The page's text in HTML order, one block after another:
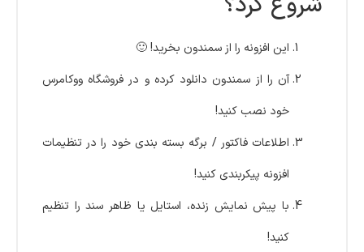
این افزونه را از سمندون بخرید! 🙂
آن را از سمندون دانلود کرده و در فروشگاه ووکامرس
خود نصب کنید!
اطلاعات فاکتور / برگه بسته بندی خود را در تنظیمات
افزونه پیکربندی کنید!
با پیش نمایش زنده، استایل یا ظاهر سند را تنظیم
کنید!